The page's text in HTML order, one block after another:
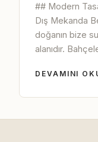
## Modern
Dış Mekanda
doğanın bize
alanıdır.
DEVAMINI